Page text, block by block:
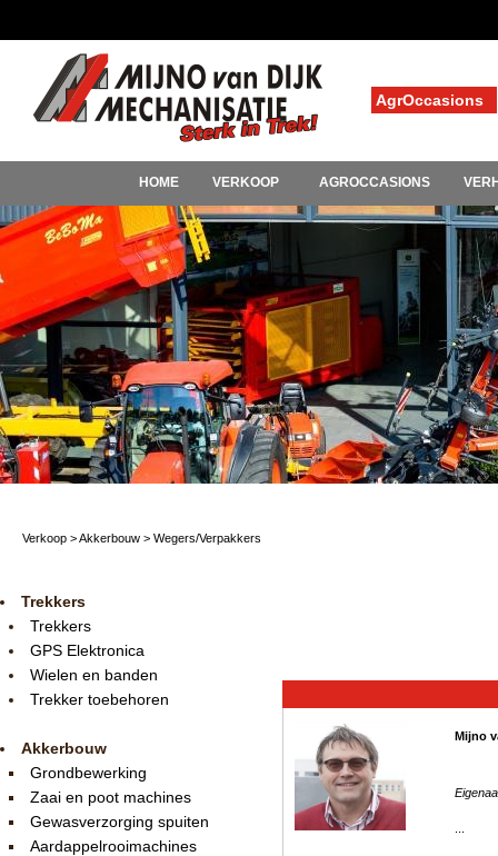
AgrOccasions
HOME VERKOOP AGROCCASIONS
Verkoop >Akkerbouw > Wegers/Verpakkers
Trekkers
Trekkers
GPS Elektronica
Wielen en banden
Trekker toebehoren
Akkerbouw
Grondbewerking
Zaai en poot machines
Gewasverzorging spuiten
Aardappelrooimachines
Mijno